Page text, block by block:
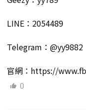
LINE：2054489
Telegram：@yy9882
官網：https://
0